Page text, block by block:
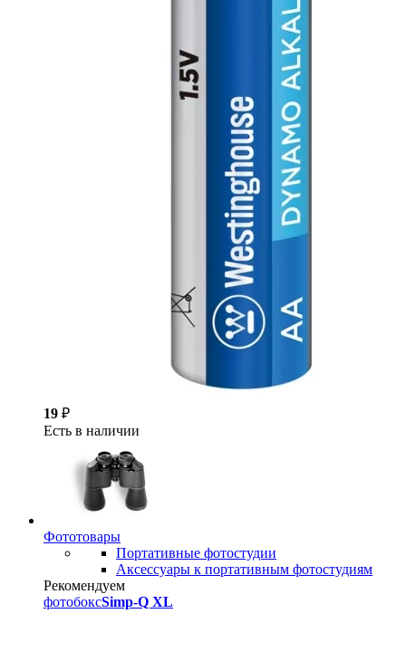
19 ₽
Есть в наличии
Фототовары
Портативные фотостудии
Аксессуары к портативным фотостудиям
Рекомендуем
фотобоксSimp-Q XL